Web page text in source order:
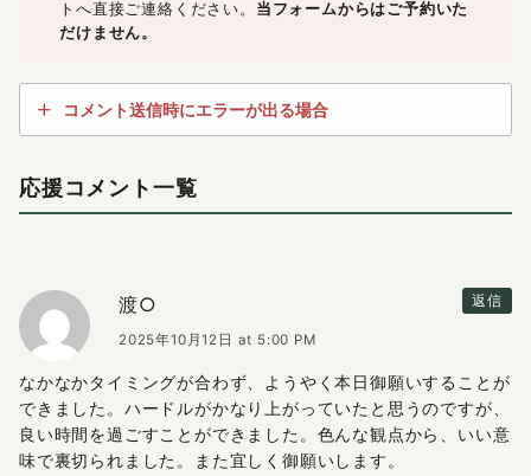
トへ直接ご連絡ください。 当フォームからはご予約いた
だけません。
コメント送信時にエラーが出る場合
応援コメント一覧
返信
渡○
2025年10月12日 at 5:00 PM
なかなかタイミングが合わず、ようやく本日御願いすることが
できました。ハードルがかなり上がっていたと思うのですが、
良い時間を過ごすことができました。色んな観点から、いい意
味で裏切られました。また宜しく御願いします。